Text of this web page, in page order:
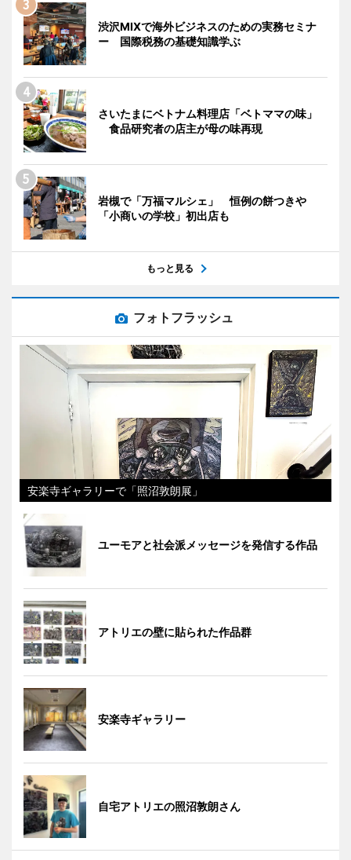
渋沢MIXで海外ビジネスのための実務セミナ
ー 国際税務の基礎知識学ぶ
さいたまにベトナム料理店「ベトママの味」
食品研究者の店主が母の味再現
岩槻で「万福マルシェ」 恒例の餅つきや
「小商いの学校」初出店も
もっと見る
フォトフラッシュ
安楽寺ギャラリーで「照沼敦朗展」
ユーモアと社会派メッセージを発信する作品
アトリエの壁に貼られた作品群
安楽寺ギャラリー
自宅アトリエの照沼敦朗さん